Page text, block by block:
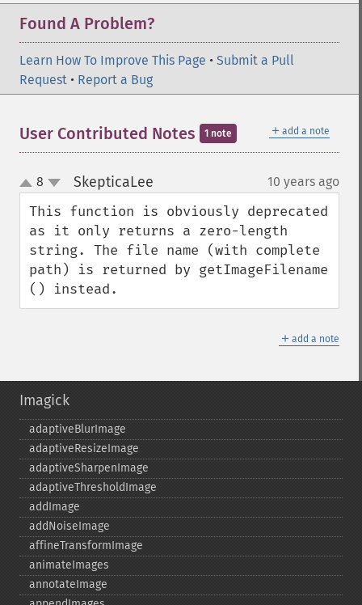
Found A Problem?
Learn How To Improve This Page • Submit a Pull
Request • Report a Bug
＋ add a note
User Contributed Notes 1 note
up
down
8 SkepticaLee 10 years ago
This function is obviously deprecated
as it only returns a zero-length
string. The file name (with complete
path) is returned by getImageFilename
() instead.
＋ add a note
Imagick
adaptiveBlurImage
adaptiveResizeImage
adaptiveSharpenImage
adaptiveThresholdImage
addImage
addNoiseImage
affineTransformImage
animateImages
annotateImage